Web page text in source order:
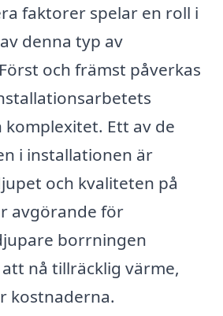
faktorer spelar en roll i
denna typ av
och främst påverkas
Ett av de
i installationen är
och kvaliteten på
avgörande för
borrningen
nå tillräcklig värme,
kostnaderna.